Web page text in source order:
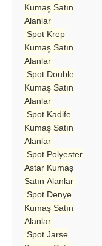
Kumaş Satın
Alanlar
Spot Krep
Kumaş Satın
Alanlar
Spot Double
Kumaş Satın
Alanlar
Spot Kadife
Kumaş Satın
Alanlar
Spot Polyester
Astar Kumaş
Satın Alanlar
Spot Denye
Kumaş Satın
Alanlar
Spot Jarse